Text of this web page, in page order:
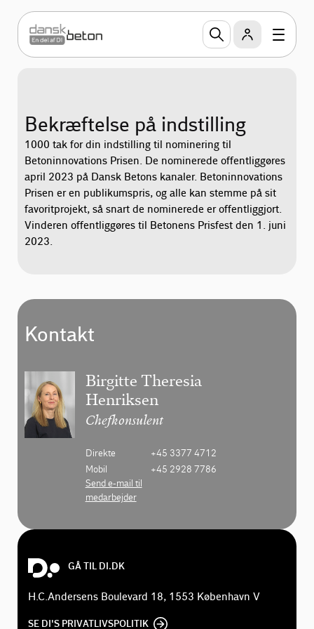
Bekræftelse på indstilling
1000 tak for din indstilling til nominering til
Betoninnovations Prisen. De nominerede offentliggøres
april 2023 på Dansk Betons kanaler. Betoninnovations
Prisen er en publikumspris, og alle kan stemme på sit
favoritprojekt, så snart de nominerede er offentliggjort.
Vinderen offentliggøres til Betonens Prisfest den 1. juni
2023.
Kontakt
Birgitte Theresia
Henriksen
Chefkonsulent
Direkte
+45 3377 4712
Mobil
+45 2928 7786
Send e-mail til
medarbejder
GÅ TIL DI.DK
H.C.Andersens Boulevard 18, 1553 København V
SE DI'S PRIVATLIVSPOLITIK